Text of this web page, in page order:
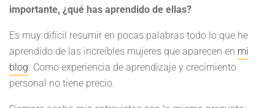
importante, ¿qué has aprendido de ellas?
Es muy difícil resumir en pocas palabras todo lo que he
aprendido de las increíbles mujeres que aparecen en mi
blog. Como experiencia de aprendizaje y crecimiento
personal no tiene precio.